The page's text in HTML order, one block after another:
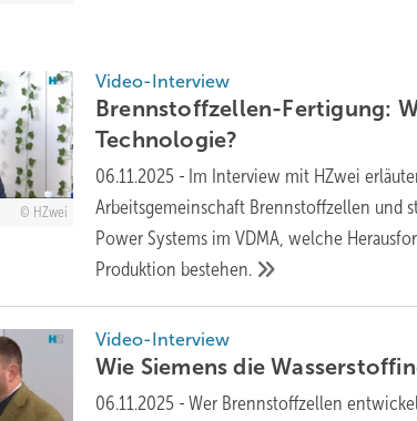
HZwei
Video-Interview
Brennstoffzellen-Fertigung:
Technologie?
06.11.2025 - Im Interview mit HZwei
Arbeitsgemeinschaft Brennstoffzellen und
Power Systems im VDMA, welche
Produktion bestehen.
Video-Interview
Wie Siemens die
06.11.2025 - Wer Brennstoffzellen